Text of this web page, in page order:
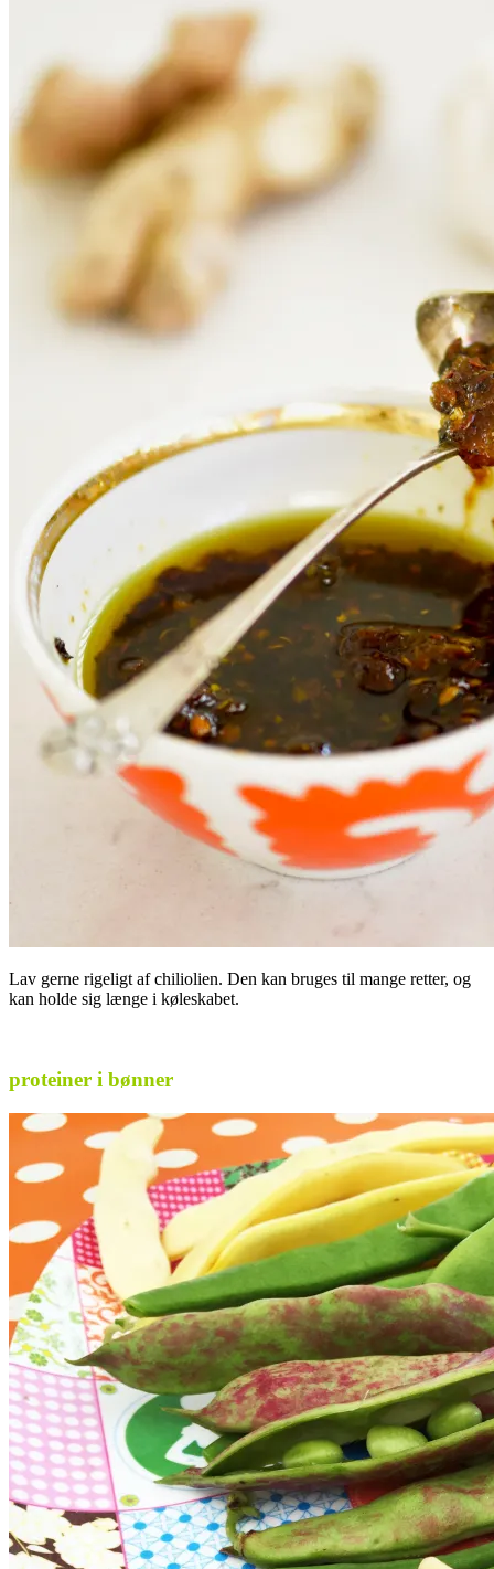
Lav gerne rigeligt af chiliolien. Den kan bruges til mange retter, og
kan holde sig længe i køleskabet.
proteiner i bønner